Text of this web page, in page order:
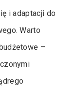
i adaptacji do
Warto
–